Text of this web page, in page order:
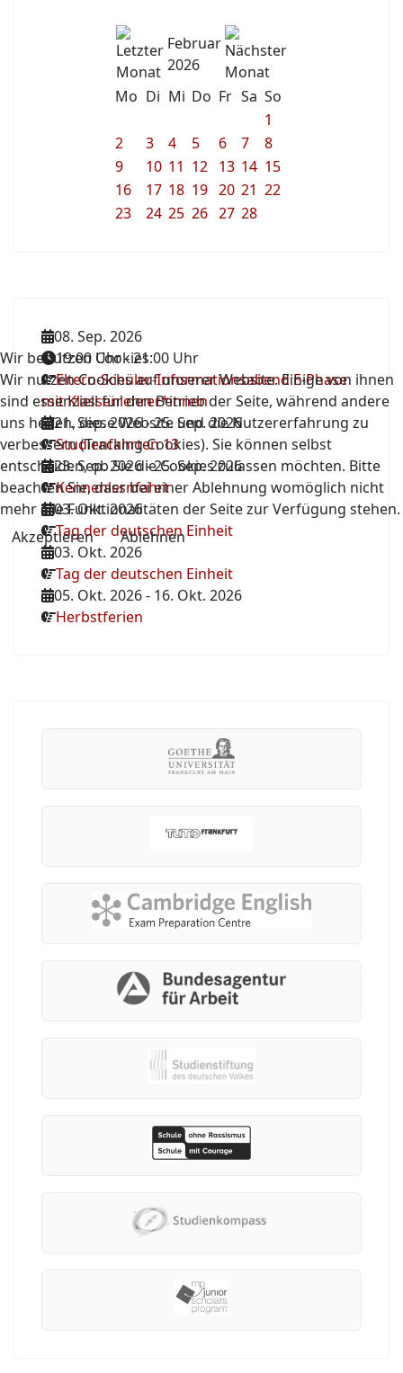
Februar
2026
Mo Di Mi Do Fr Sa So
1
2
3 4 5 6 7
8
9
10 11 12 13 14 15
16
17 18 19 20 21 22
23
24 25 26 27 28
08. Sep. 2026
19:00 Uhr-21:00 Uhr
Eltern-Schüler-Informationsabend E-Phase
mit Klassenlehrer*innen
21. Sep. 2026-25. Sep. 2026
Studienfahrten 13
23. Sep. 2026-25. Sep. 2026
Kennenlernfahrt
03. Okt. 2026
Tag der deutschen Einheit
03. Okt. 2026
Tag der deutschen Einheit
05. Okt. 2026- 16. Okt. 2026
Herbstferien
Wir benutzen Cookies
Wir nutzen Cookies auf unserer Website. Einige von ihnen
sind essenziell für den Betrieb der Seite, während andere
uns helfen, diese Website und die Nutzererfahrung zu
verbessern (Tracking Cookies). Sie können selbst
entscheiden, ob Sie die Cookies zulassen möchten. Bitte
beachten Sie, dass bei einer Ablehnung womöglich nicht
mehr alle Funktionalitäten der Seite zur Verfügung stehen.
Akzeptieren
Ablehnen